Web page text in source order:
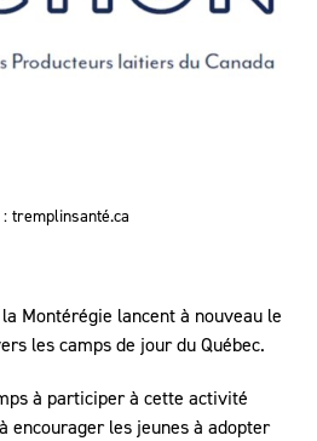
tremplinsanté.ca
Montérégie lancent à nouveau le
les camps de jour du Québec.
à participer à cette activité
encourager les jeunes à adopter